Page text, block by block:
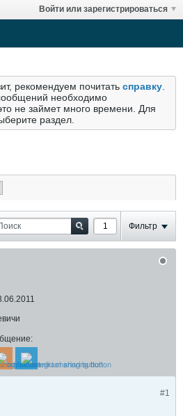
Войти или зарегистрироваться
рекомендуем почитать справку
необходимо
не займет много времени. Для
раздел.
Фильтр
#1